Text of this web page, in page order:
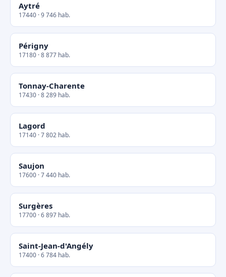
Aytré
17440 · 9 746 hab.
Périgny
17180 · 8 877 hab.
Tonnay-Charente
17430 · 8 289 hab.
Lagord
17140 · 7 802 hab.
Saujon
17600 · 7 440 hab.
Surgères
17700 · 6 897 hab.
Saint-Jean-d'Angély
17400 · 6 784 hab.